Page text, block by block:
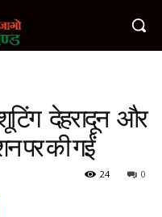
देहरादून और
पर की गईं
0
24